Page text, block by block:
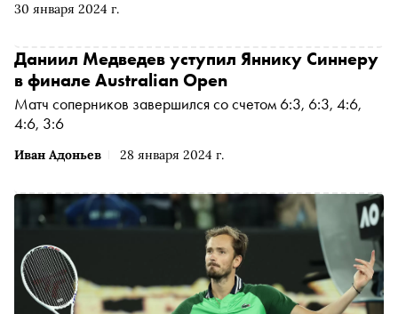
30 января 2024 г.
преодолеть барьер четвертьфинала, а белорусская
сопротивления на пути к титулу. Подробнее — в
материале «Сноба»
Иван Адоньев 28 января 2024 г.
Даниил Медведев уступил Яннику Синнеру
в финале Australian Open
Матч соперников завершился со счетом 6:3, 6:3, 4:6,
4:6, 3:6